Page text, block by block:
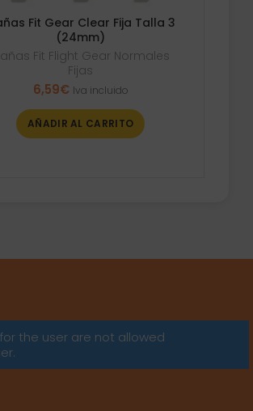
Fit Gear Clear Fija Talla 3
(24mm)
Fit Flight Gear Normales
Fijas
6,59€ Iva incluido
AÑADIR AL CARRITO
the user are not allowed